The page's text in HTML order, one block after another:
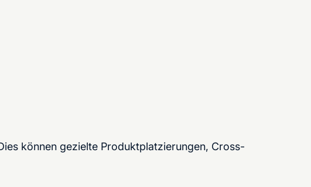
können gezielte Produktplatzierungen, Cross-